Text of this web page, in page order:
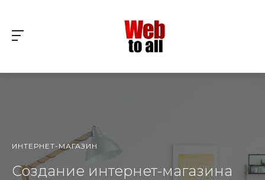
ИНТЕРНЕТ-МАГАЗИН
Создание интернет-магазина